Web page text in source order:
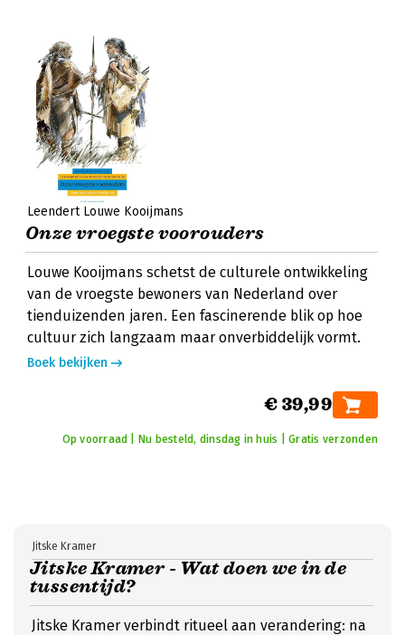
Leendert Louwe Kooijmans
Onze vroegste voorouders
Louwe Kooijmans schetst de culturele ontwikkeling
van de vroegste bewoners van Nederland over
tienduizenden jaren. Een fascinerende blik op hoe
cultuur zich langzaam maar onverbiddelijk vormt.
Boek bekijken
€ 39,99
Op voorraad | Nu besteld, dinsdag in huis | Gratis verzonden
Jitske Kramer - Wat doen we in de
tussentijd?
Jitske Kramer
Jitske Kramer verbindt ritueel aan verandering: na